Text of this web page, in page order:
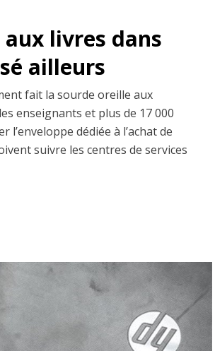
livres dans
ailleurs
fait la sourde oreille aux
enseignants et plus de 17 000
dédiée à l’achat de
suivre les centres de services